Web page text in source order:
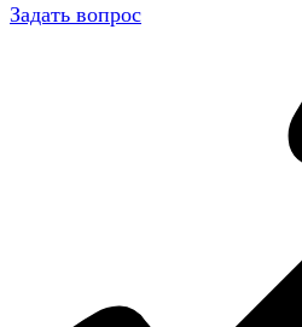
Задать вопрос